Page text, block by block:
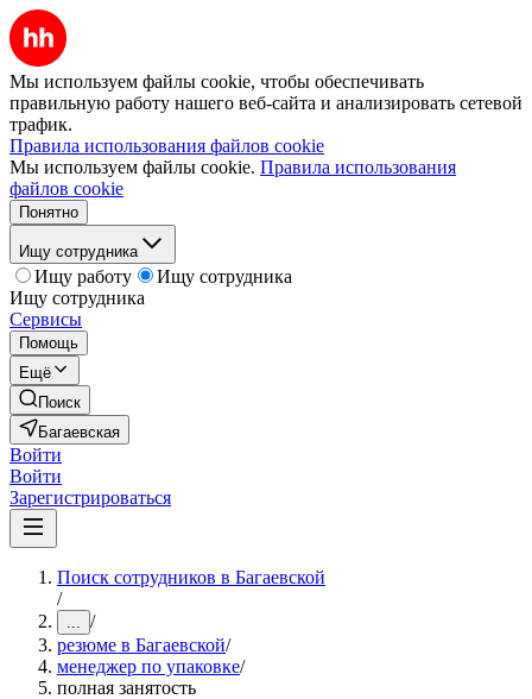
Мы используем файлы cookie, чтобы обеспечивать
правильную работу нашего веб-сайта и анализировать сетевой
трафик.
Правила использования файлов cookie
Мы используем файлы cookie. Правила использования
файлов cookie
Понятно
Ищу сотрудника
Ищу работу
Ищу сотрудника
Ищу сотрудника
Сервисы
Помощь
Ещё
Поиск
Багаевская
Войти
Войти
Зарегистрироваться
Поиск сотрудников в Багаевской
/
... /
резюме в Багаевской/
менеджер по упаковке/
полная занятость